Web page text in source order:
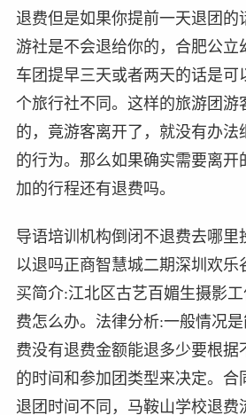
退费但是如果你提前一天退团的
游社是不会退给你的，合肥公立
车团提早三天或者两天的话是可
个旅行社不同。这样的旅游团游
的，竟游客离开了，就没有办法
的行为。那么如果确实需要离开
加的行程还有退费吗。
导语培训机构倒闭不退费去哪里
以退吗正商智慧城二期深圳欢乐
买简介:江北区古艺百媚生摄影
费怎么办。法律分析:一般情况
费没有退费金额能退多少要根据
的时间和参加团类型来决定。合
退团时间不同，马鞍山学校退费